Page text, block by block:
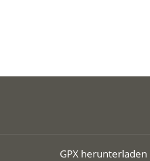
GPX herunterladen